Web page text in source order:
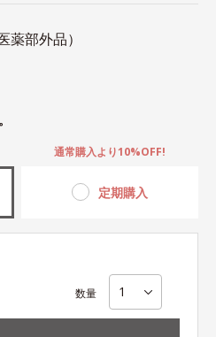
薬部外品）
定期購入
通常購入より10%OFF!
数量